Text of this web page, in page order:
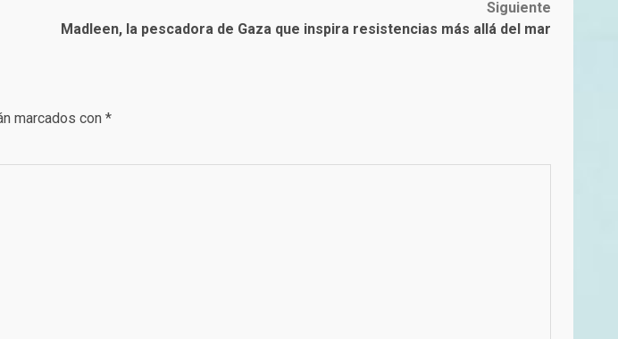
Siguiente
Madleen, la pescadora de Gaza que inspira resistencias más allá del mar
marcados con *